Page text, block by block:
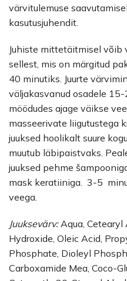
värvitulemuse
kasutusjuhendit.
Juhiste mittetäitmisel võib
sellest, mis on märgitud
40 minutiks. Juurte
väljakasvanud osadele
möödudes ajage väikse
masseerivate liigutustega
juuksed hoolikalt suure
muutub läbipaistvaks.
juuksed pehme
mask keratiiniga. 3-5
veega.
Juuksevärv:Aqua, Cetearyl
Hydroxide, Oleic Acid,
Phosphate, Dioleyl
Carboxamide Mea, Coco-